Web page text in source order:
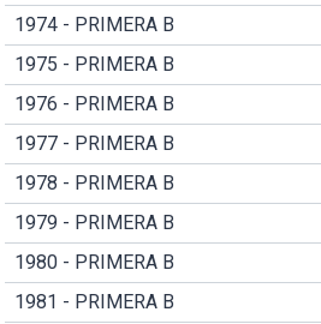
1974 - PRIMERA B
1975 - PRIMERA B
1976 - PRIMERA B
1977 - PRIMERA B
1978 - PRIMERA B
1979 - PRIMERA B
1980 - PRIMERA B
1981 - PRIMERA B